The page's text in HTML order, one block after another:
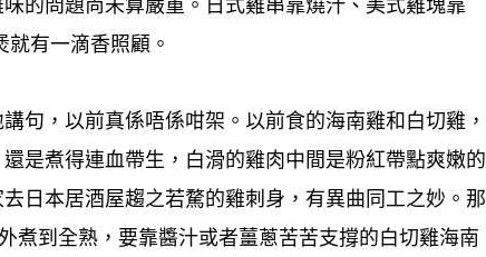
就有一滴香照顧。
句 ， 以前真係唔係咁架。以前食的海南雞和白切雞 ，
還是煮得連血帶生 ， 白滑的雞肉中間是粉紅帶點爽嫩的
日本居酒屋趨之若騖的雞刺身 ， 有異曲同工之妙。那
煮到全熟 ， 要靠醬汁或者薑蔥苦苦支撐的白切雞海南